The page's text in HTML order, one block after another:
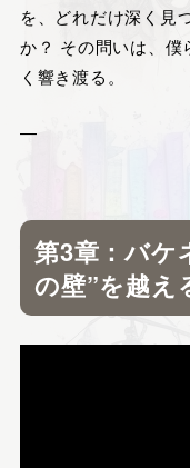
を、どれだけ深く見
か？ その問いは、僕
く響き渡る。
—
第3章：バケ
の壁”を越え